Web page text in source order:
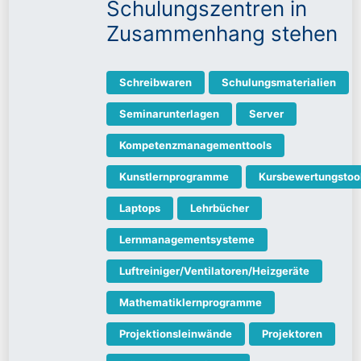
Schulungszentren in
Zusammenhang stehen
Schreibwaren Schulungsmaterialien
Seminarunterlagen Server
Kompetenzmanagementtools
Kunstlernprogramme
Laptops Lehrbücher
Lernmanagementsysteme
Luftreiniger/Ventilatoren/Heizgeräte
Mathematiklernprogramme
Projektionsleinwände Projektoren